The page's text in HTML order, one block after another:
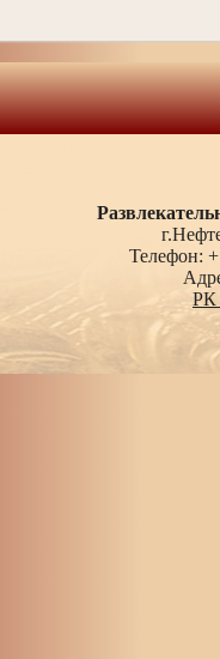
Телефон:
РК